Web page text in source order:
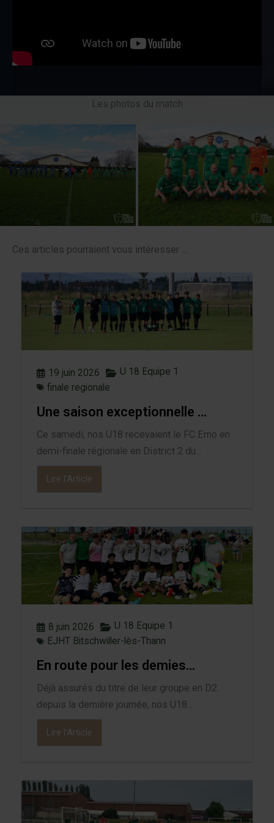
Les photos du match
Ces articles pourraient vous intéresser …
19 juin 2026
U 18 Equipe 1
finale regionale
Une saison exceptionnelle …
Ce samedi, nos U18 recevaient le FC Erno en
demi-finale régionale en District 2 du...
Lire l'Article
8 juin 2026
U 18 Equipe 1
EJHT Bitschwiller-lès-Thann
En route pour les demies…
Déjà assurés du titre de leur groupe en D2
depuis la dernière journée, nos U18...
Lire l'Article